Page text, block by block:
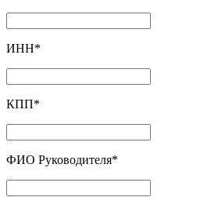
ИНН*
КПП*
ФИО Руководителя*